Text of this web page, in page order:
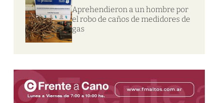
Aprehendieron a un hombre por
el robo de caños de medidores de
gas